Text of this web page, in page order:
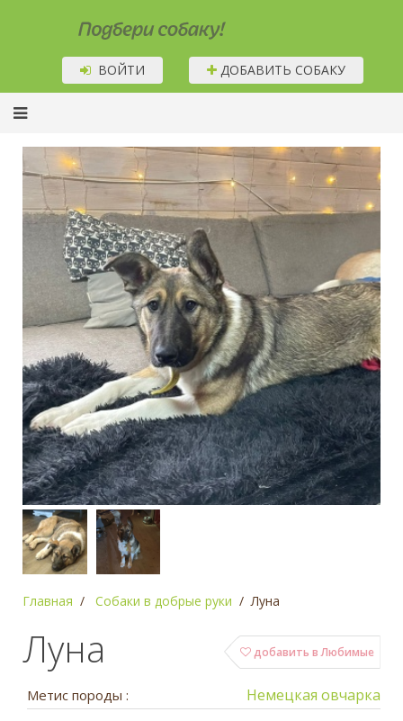
Подбери собаку!
ВОЙТИ ДОБАВИТЬ СОБАКУ
Главная Собаки в добрые руки Луна
добавить в Любимые
Луна
Метис породы : Немецкая овчарка